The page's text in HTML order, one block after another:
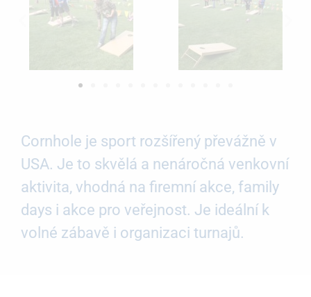
Cornhole je sport rozšířený převážně v
USA. Je to skvělá a nenáročná venkovní
aktivita, vhodná na firemní akce, family
days i akce pro veřejnost. Je ideální k
volné zábavě i organizaci turnajů.